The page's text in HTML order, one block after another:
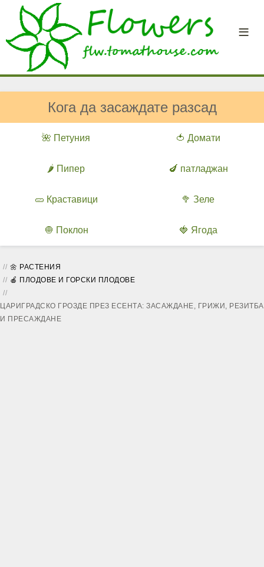
Кога да засаждате разсад
🌺 Петуния 🍅 Домати
🌶️ Пипер 🍆 патладжан
🥒 Краставици 🥦 Зеле
🧅 Поклон 🍓 Ягода
🌼 РАСТЕНИЯ
🍎 ПЛОДОВЕ И ГОРСКИ ПЛОДОВЕ
ЦАРИГРАДСКО ГРОЗДЕ ПРЕЗ ЕСЕНТА: ЗАСАЖДАНЕ, ГРИЖИ, РЕЗИТБА
И ПРЕСАЖДАНЕ